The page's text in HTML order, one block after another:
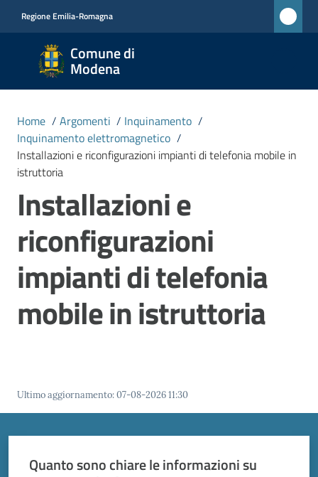
Regione Emilia-Romagna
Comune di
Modena
Comune
di
Modena
CIVICA
MONET
Amministrazione
Novità
Servizi
Vivere
Home / Argomenti / Inquinamento /
Inquinamento elettromagnetico /
Installazioni e riconfigurazioni impianti di telefonia mobile in
istruttoria
Installazioni e
riconfigurazioni
impianti di telefonia
mobile in istruttoria
Ultimo aggiornamento:07-08-2026 11:30
Quanto sono chiare le informazioni su